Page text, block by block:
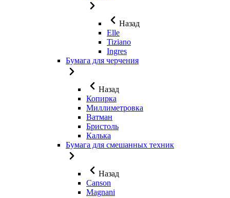
Назад
Elle
Tiziano
Ingres
Бумага для черчения
Назад
Копирка
Миллиметровка
Ватман
Бристоль
Калька
Бумага для смешанных техник
Назад
Canson
Magnani